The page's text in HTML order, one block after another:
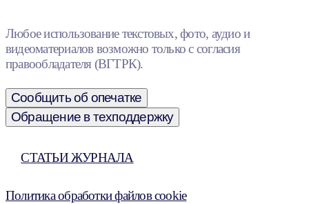
Любое использование текстовых, фото, аудио и
видеоматериалов возможно только с согласия
правообладателя (ВГТРК).
Сообщить об опечатке
Обращение в техподдержку
СТАТЬИ ЖУРНАЛА
Политика обработки файлов cookie